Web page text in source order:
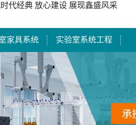
代经典 放心建设 展现鑫盛风采
家具系统 实验室系统工程